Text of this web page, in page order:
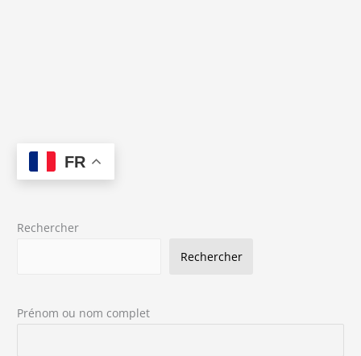
FR
Rechercher
Rechercher
Prénom ou nom complet